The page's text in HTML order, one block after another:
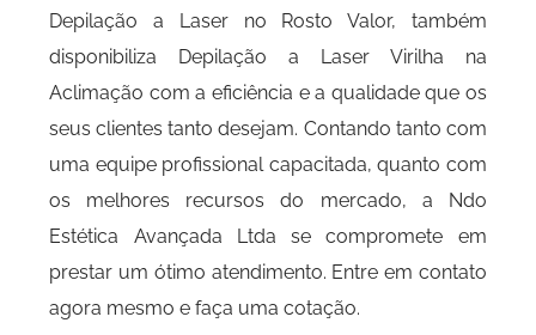
Depilação a Laser no Rosto Valor, também
disponibiliza Depilação a Laser Virilha na
Aclimação com a eficiência e a qualidade que os
seus clientes tanto desejam. Contando tanto com
uma equipe profissional capacitada, quanto com
os melhores recursos do mercado, a Ndo
Estética Avançada Ltda se compromete em
prestar um ótimo atendimento. Entre em contato
agora mesmo e faça uma cotação.